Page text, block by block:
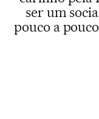
ser um
pouco a